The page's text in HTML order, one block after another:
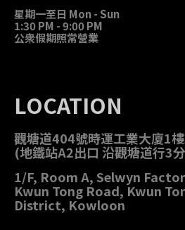
星期一至日 Mon - Sun
1:30 PM - 9:00 PM
公衆假期照常營業
LOCATION
觀塘道404號時運工業大廈1
(地鐵站A2出口 沿觀塘道行3
1/F, Room A, Selwyn
Kwun Tong Road, Kwun
District, Kowloon